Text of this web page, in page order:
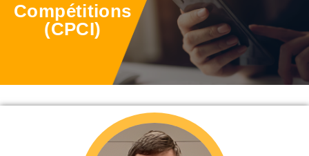
Compétitions
(CPCI)